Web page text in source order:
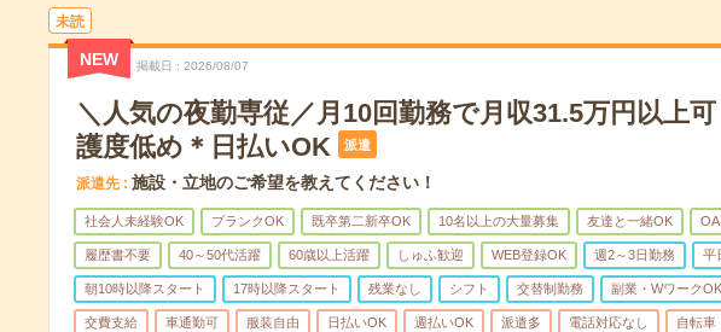
未読
NEW 掲載日 2026/08/07
＼人気の夜勤専従／月10回勤務で月収31.5万円以上
護度低め＊日払いOK
派遣
派遣先 施設・立地のご希望を教えてください！
社会人未経験OK ブランクOK 既卒第二新卒OK 10名以上の大量募集 友達と一緒OK
履歴書不要 40～50代活躍 60歳以上活躍 しゅふ歓迎 WEB登録OK 週2～3日勤務 平
朝10時以降スタート 17時以降スタート 残業なし シフト 交替制勤務 副業・WワークOK
交費支給 車通勤可 服装自由 日払いOK 週払いOK 派遣多 電話対応なし 自転車